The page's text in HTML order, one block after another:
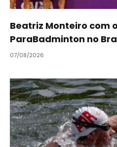
Beatriz Monteiro com
ParaBadminton no
07/08/2026